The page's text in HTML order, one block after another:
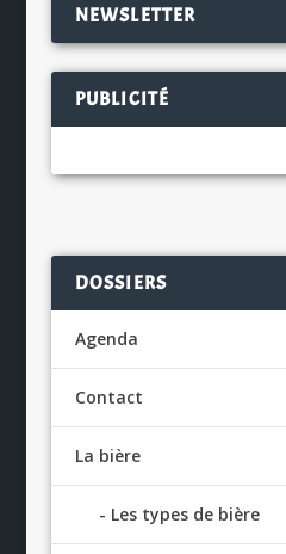
NEWSLETTER
PUBLICITÉ
DOSSIERS
Agenda
Contact
La bière
Les types de bière